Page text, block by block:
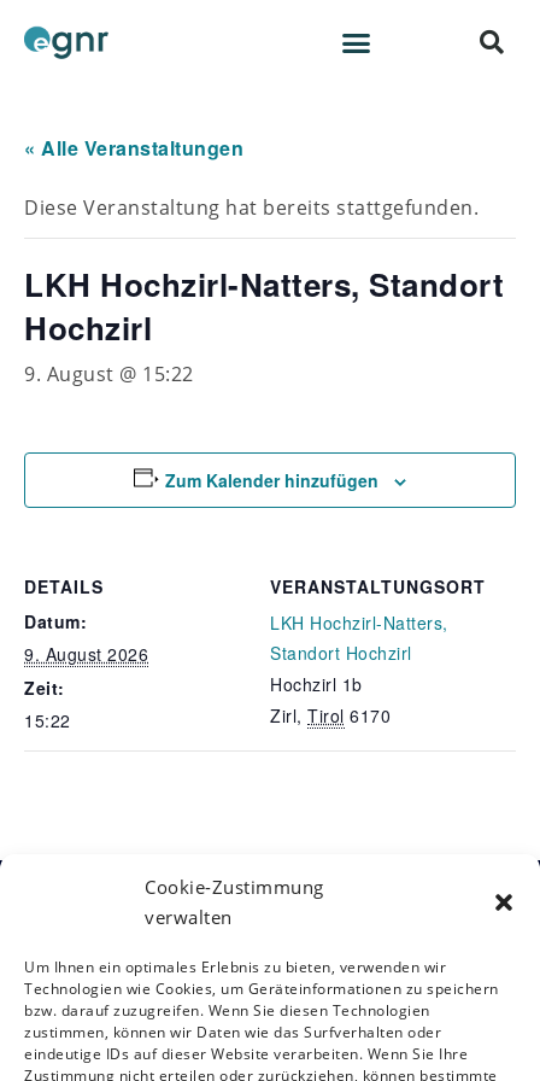
Cookie-Zustimmung
verwalten
Um Ihnen ein optimales Erlebnis zu bieten, verwenden wir
Technologien wie Cookies, um Geräteinformationen zu speichern
bzw. darauf zuzugreifen. Wenn Sie diesen Technologien
zustimmen, können wir Daten wie das Surfverhalten oder
eindeutige IDs auf dieser Website verarbeiten. Wenn Sie Ihre
Zustimmung nicht erteilen oder zurückziehen, können bestimmte
« Alle Veranstaltungen
Diese Veranstaltung hat bereits stattgefunden.
LKH Hochzirl-Natters, Standort
Hochzirl
9. August @ 15:22
Zum Kalender hinzufügen
DETAILS
Datum:
9. August 2026
Zeit:
15:22
VERANSTALTUNGSORT
LKH Hochzirl-Natters,
Standort Hochzirl
Hochzirl 1b
Zirl, Tirol 6170
Neurorehabilitation
Siebensterngasse 31/8, 1070 Wien
T: +43 (0)1 890 3474 – 950
E:oegnr@studio12.at